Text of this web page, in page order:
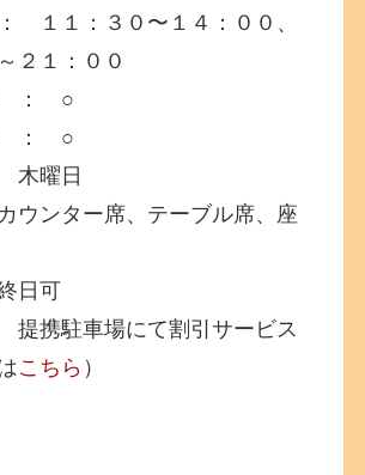
１１：３０〜１４：００、
２１：００
： ○
： ○
曜日
ンター席、テーブル席、座
日可
携駐車場にて割引サービス
こちら ）